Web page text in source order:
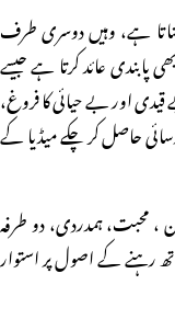
ہے، وہیں دوسری طرف
عائد کرتا ہے جیسے
قیدی اور بے حیائی کا فروغ،
حاصل کر چکے میڈیا کے
، محبت، ہمدردی، دو طرفہ
رہنے کے اصول پر استوار